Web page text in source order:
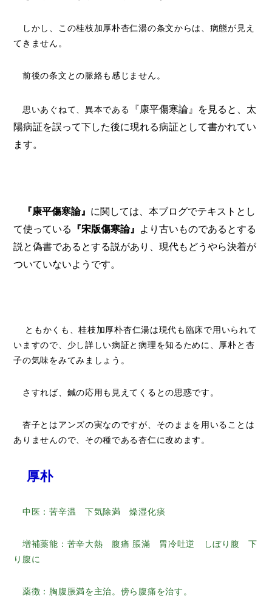
しかし、この桂枝加厚朴杏仁湯の条文からは、病態が見え
てきません。
前後の条文との脈絡も感じません。
思いあぐねて、異本である
『康平傷寒論』を見ると、太
陽病証を誤って下した後に現れる病証として書かれてい
ます。
『康平傷寒論』 に関しては、本ブログでテキストとし
て使っている
『宋版傷寒論』 より古いものであるとする
説と偽書であるとする説があり、現代もどうやら決着が
ついていないようです。
ともかくも、桂枝加厚朴杏仁湯は現代も臨床で用いられて
いますので、少し詳しい病証と病理を知るために、厚朴と杏
子の気味をみてみましょう。
さすれば、鍼の応用も見えてくるとの思惑です。
杏子とはアンズの実なのですが、そのままを用いることは
ありませんので、その種である杏仁に改めます。
厚朴
中医：苦辛温 下気除満 燥湿化痰
増補薬能：苦辛大熱 腹痛 脹滿 胃冷吐逆 しぼり腹 下
り腹に
薬徴：胸腹脹満を主治。傍ら腹痛を治す。